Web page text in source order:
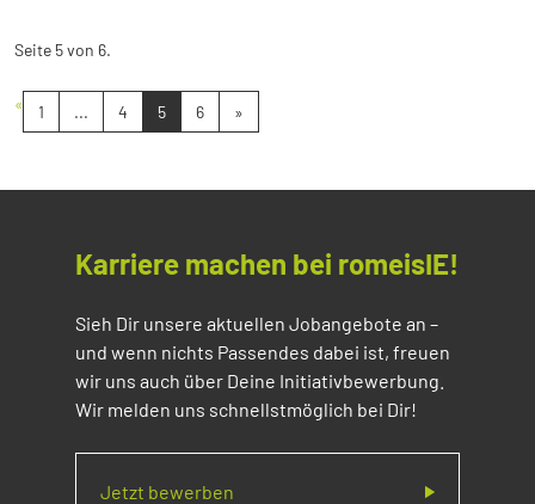
Seite 5 von 6.
« 1 ... 4 5 6 »
Karriere machen bei romeisIE!
Sieh Dir unsere aktuellen Jobangebote an –
und wenn nichts Passendes dabei ist, freuen
wir uns auch über Deine Initiativbewerbung.
Wir melden uns schnellstmöglich bei Dir!
Jetzt bewerben